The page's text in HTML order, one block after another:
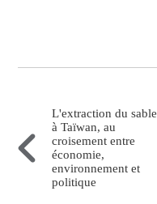
L'extraction du sable
à Taïwan, au
croisement entre
économie,
environnement et
politique